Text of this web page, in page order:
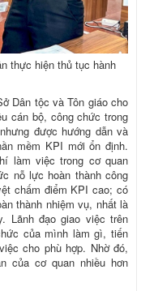
thực hiện thủ tục hành
Dân tộc và Tôn giáo cho
cán bộ, công chức trong
được hướng dẫn và
mềm KPI mới ổn định.
làm việc trong cơ quan
nỗ lực hoàn thành công
chấm điểm KPI cao; có
thành nhiệm vụ, nhất là
Lãnh đạo giao việc trên
của mình làm gì, tiến
cho phù hợp. Nhờ đó,
của cơ quan nhiều hơn